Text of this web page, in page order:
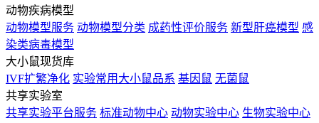
动物疾病模型
动物模型服务 动物模型分类 成药性评价服务 新型肝癌模型 感
染类病毒模型
大小鼠现货库
IVF扩繁净化 实验常用大小鼠品系 基因鼠 无菌鼠
共享实验室
共享实验平台服务 标准动物中心 动物实验中心 生物实验中心